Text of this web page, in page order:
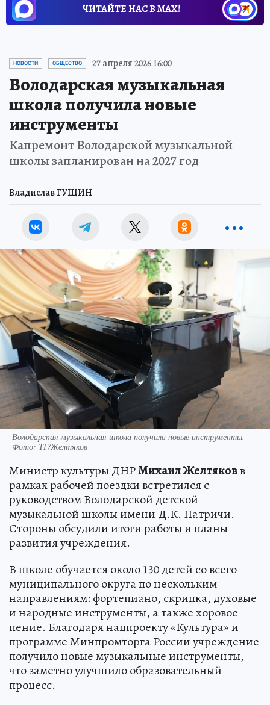
ЧИТАЙТЕ НАС В МАХ!
НОВОСТИ ОБЩЕСТВО 27 апреля 2026 16:00
Володарская музыкальная
школа получила новые
инструменты
Капремонт Володарской музыкальной
школы запланирован на 2027 год
Владислав ГУЩИН
Володарская музыкальная школа получила новые инструменты.
Фото: ТГ/Желтяков
Министр культуры ДНРМихаил Желтяковв
рамках рабочей поездки встретился с
руководством Володарской детской
музыкальной школы имени Д.К. Патричи.
Стороны обсудили итоги работы и планы
развития учреждения.
В школе обучается около 130 детей со всего
муниципального округа по нескольким
направлениям: фортепиано, скрипка, духовые
и народные инструменты, а также хоровое
пение. Благодаря нацпроекту «Культура» и
программе Минпромторга России учреждение
получило новые музыкальные инструменты,
что заметно улучшило образовательный
процесс.